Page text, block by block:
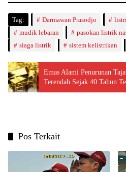
Tag: Darmawan Prasodjo
mudik lebaran
pasokan listrik
siaga listrik
sistem kelistrikan
Emas Alami Penurunan
Terendah Sejak 40 Tahun
Pos Terkait